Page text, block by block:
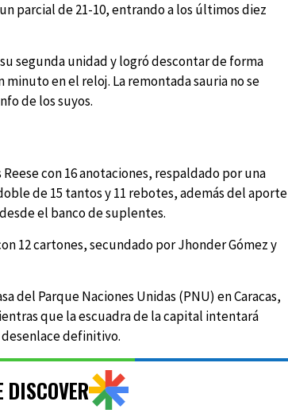
parcial de 21-10, entrando a los últimos diez
segunda unidad y logró descontar de forma
en el reloj. La remontada sauria no se
de los suyos.
con 16 anotaciones, respaldado por una
de 15 tantos y 11 rebotes, además del aporte
el banco de suplentes.
12 cartones, secundado por Jhonder Gómez y
del Parque Naciones Unidas (PNU) en Caracas,
que la escuadra de la capital intentará
definitivo.
DISCOVER